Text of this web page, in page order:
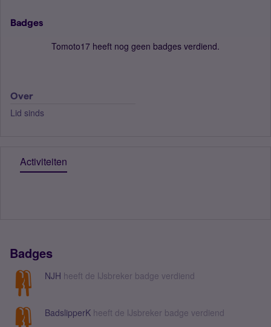
Badges
Tomoto17 heeft nog geen badges verdiend.
Over
Lid sinds
Activiteiten
Badges
NJH heeft de IJsbreker badge verdiend
BadslipperK heeft de IJsbreker badge verdiend